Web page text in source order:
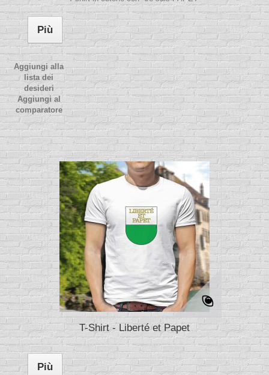
Più
Aggiungi alla
lista dei
desideri
Aggiungi al
comparatore
T-Shirt - Liberté et Papet
Più